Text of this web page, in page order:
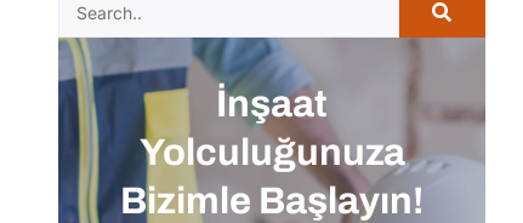
İnşaat
Yolculuğunuza
Bizimle Başlayın!